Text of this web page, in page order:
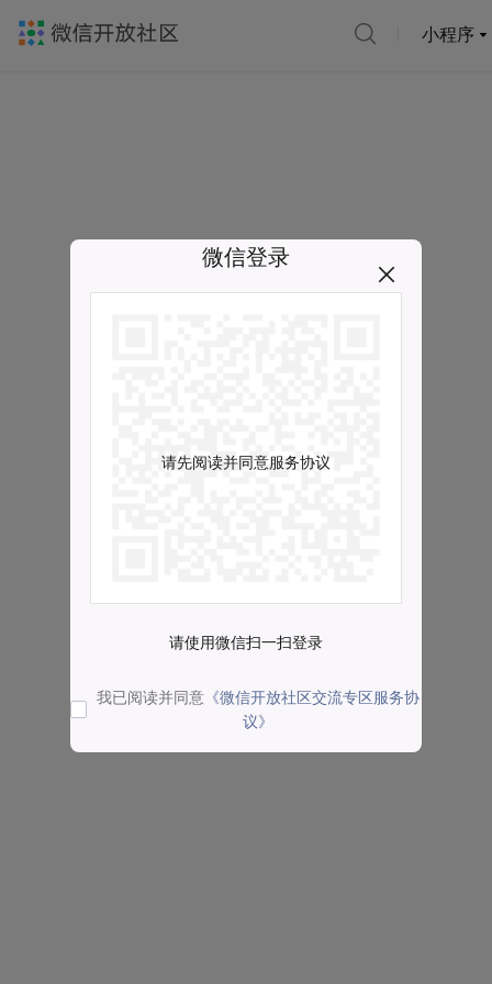
小程序
微信登录
请先阅读并同意服务协议
请使用微信扫一扫登录
我已阅读并同意 《微信开放社区交流专区服务协
议》